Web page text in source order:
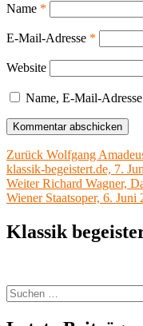
Name *
E-Mail-Adresse *
Website
Name, E-Mail-
Zurück Vorheriger
Beitrag:
Wolfgang
klassik-begeistert.de, 7.
Weiter Nächster
Beitrag:
Richard Wagner,
Wiener Staatsoper, 6. Juni
Klassik
Suchen
nach: